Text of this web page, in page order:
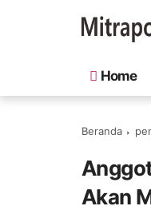
Home
Beranda
Akan